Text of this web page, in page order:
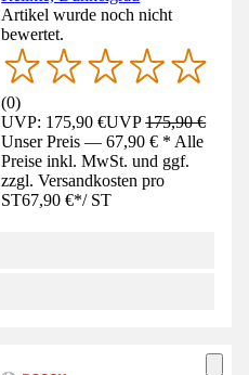
Artikel wurde noch nicht
bewertet.
(0)
UVP: 175,90 €UVP175,90 €
Unser Preis — 67,90 € * Alle
Preise inkl. MwSt. und ggf.
zzgl. Versandkosten pro
ST67,90 €*/ ST